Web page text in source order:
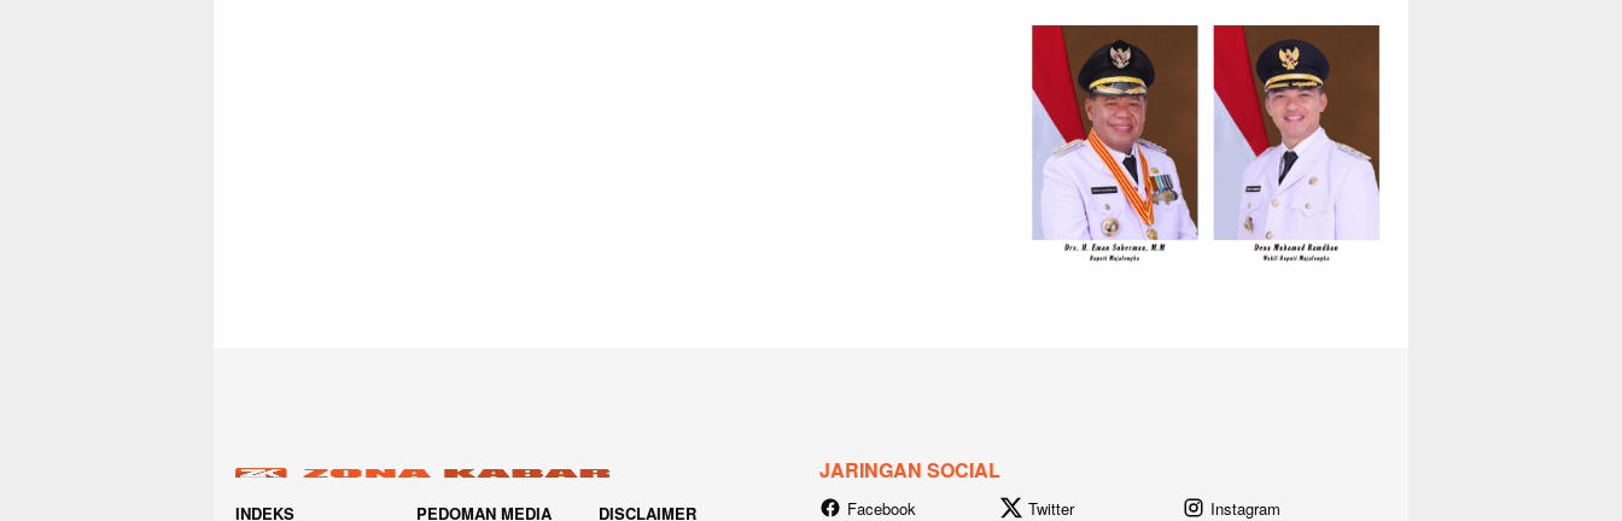
INDEKS PEDOMAN MEDIA DISCLAIMER
JARINGAN SOCIAL
Facebook Twitter Instagram